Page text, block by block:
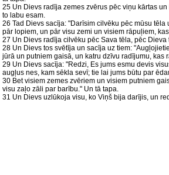
25 Un Dievs radīja zemes zvērus pēc viņu kārtas
to labu esam.
26 Tad Dievs sacīja: "Darīsim cilvēku pēc mūsu
pār lopiem, un pār visu zemi un visiem rāpuļiem,
27 Un Dievs radīja cilvēku pēc Sava tēla, pēc
28 Un Dievs tos svētīja un sacīja uz tiem:
jūrā un putniem gaisā, un katru dzīvu radījumu, kas
29 Un Dievs sacīja: "Redzi, Es jums esmu devis
augļus nes, kam sēkla sevī; tie lai jums būtu par
30 Bet visiem zemes zvēriem un visiem putniem
visu zaļo zāli par barību." Un tā tapa.
31 Un Dievs uzlūkoja visu, ko Viņš bija darījis, un